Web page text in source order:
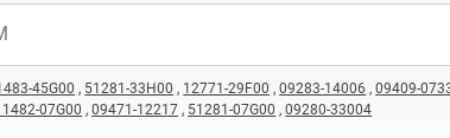
45G00 , 51281-33H00 , 12771-29F00 ,09283-14006 ,09409-
07G00 ,09471-12217 , 51281-07G00 ,09280-33004